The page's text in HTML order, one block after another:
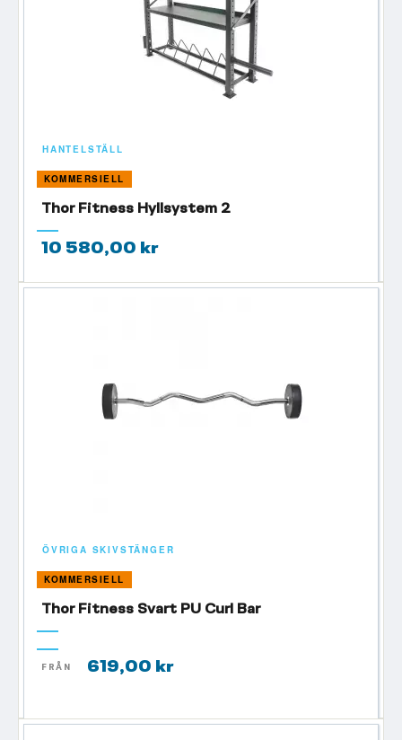
HANTELSTÄLL
KOMMERSIELL
Thor Fitness Hyllsystem 2
10 580,00 kr
ÖVRIGA SKIVSTÄNGER
KOMMERSIELL
Thor Fitness Svart PU Curl Bar
FRÅN 619,00 kr